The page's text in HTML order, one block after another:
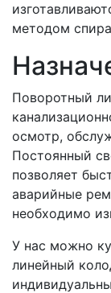
методом
Поворотный
осмотр,
Постоянный
позволяет
аварийные
необходимо
У нас можно
линейный